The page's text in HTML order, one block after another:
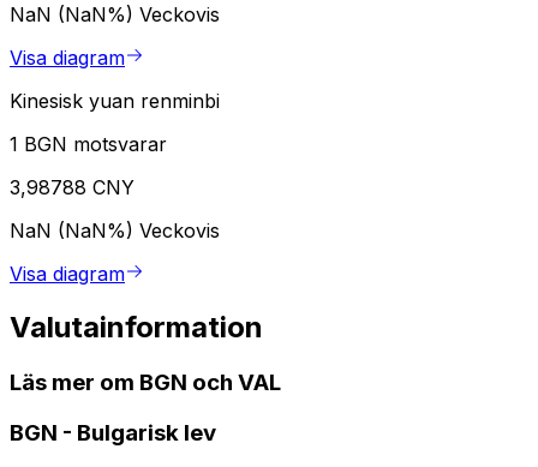
NaN (NaN%) Veckovis
Visa diagram
Kinesisk yuan renminbi
1 BGN motsvarar
3,98788 CNY
NaN (NaN%) Veckovis
Visa diagram
Valutainformation
Läs mer om BGN och VAL
BGN - Bulgarisk lev